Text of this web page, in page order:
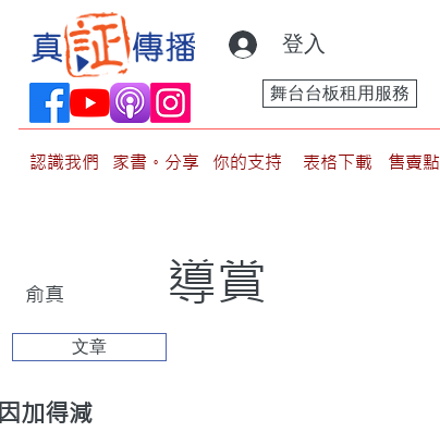
登入
舞台台板租用服務
認識我們 家書。分享 你的支持 表格下載 售賣點
俞真 導賞
文章
因加得減